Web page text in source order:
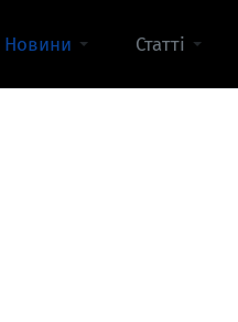
Новини Статті